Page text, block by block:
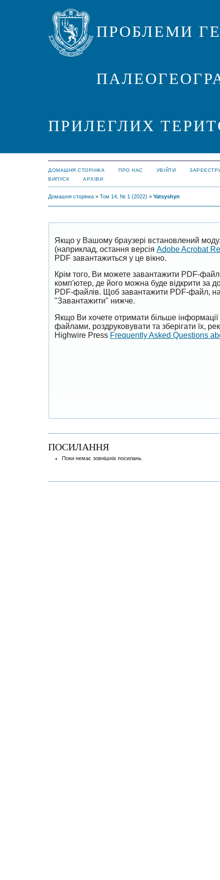
ПРОБЛЕМИ
ПРИЛЕГЛИХ
ДОМАШНЯ СТОРІНКА ПРО НАС УВІЙТИ
ВИПУСК
АРХІВИ
Домашня сторінка > Том 14, № 1 (2022) > Yatsyshyn
Якщо у Вашому браузері встановлений
(наприклад, остання версія Adobe Acrobat
PDF завантажиться у це вікно.
Крім того, Ви можете завантажити PDF-
комп'ютер, де його можна буде відкрити за
PDF-файлів. Щоб завантажити PDF-файл,
"Завантажити" нижче.
Якщо Ви хочете отримати більше
файлами, роздруковувати та зберігати їх,
Highwire Press Frequently Asked Questions
ПОСИЛАННЯ
Поки немає зовнішніх посилань.